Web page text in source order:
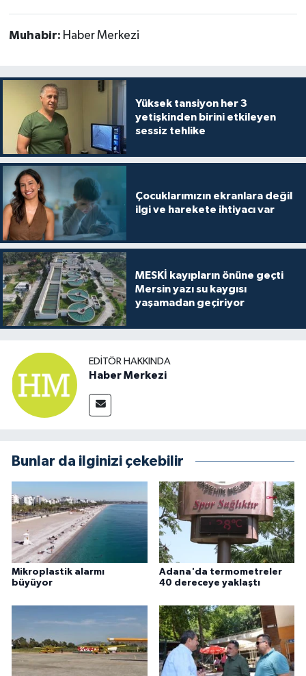
Muhabir: Haber Merkezi
Yüksek tansiyon her 3
yetişkinden birini etkileyen
sessiz tehlike
Çocuklarımızın ekranlara değil
ilgi ve harekete ihtiyacı var
MESKİ kayıpların önüne geçti
Mersin yazı su kaygısı
yaşamadan geçiriyor
EDITÖR HAKKINDA
Haber Merkezi
Bunlar da ilginizi çekebilir
Mikroplastik alarmı
büyüyor
Adana'da termometreler
40 dereceye yaklaştı